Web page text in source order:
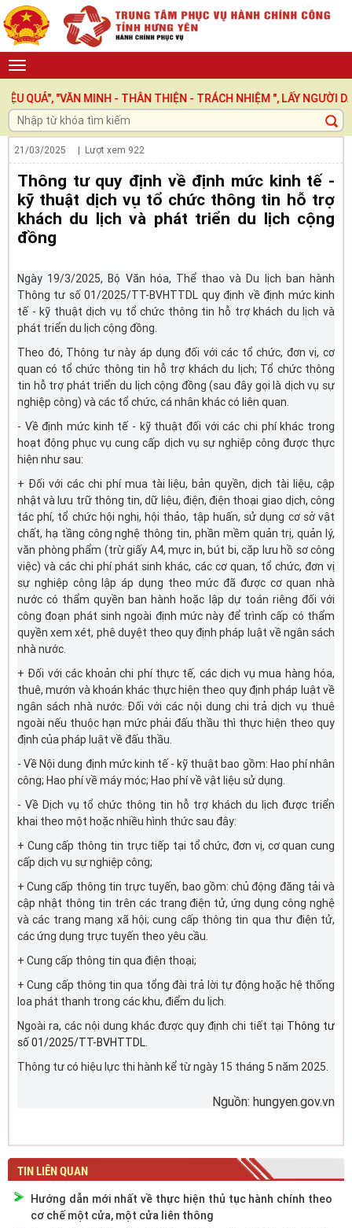
MINH - THÂN THIỆN - TRÁCH NHIỆM ", LẤY NGƯỜI DÂN
21/03/2025 | Lượt xem 922
Thông tư quy định về định mức kinh tế -
kỹ thuật dịch vụ tổ chức thông tin hỗ trợ
khách du lịch và phát triển du lịch cộng
đồng
Ngày 19/3/2025, Bộ Văn hóa, Thể thao và Du lịch ban hành
Thông tư số 01/2025/TT-BVHTTDL quy định về định mức kinh
tế - kỹ thuật dịch vụ tổ chức thông tin hỗ trợ khách du lịch và
phát triển du lịch cộng đồng.
Theo đó, Thông tư này áp dụng đối với các tổ chức, đơn vị, cơ
quan có tổ chức thông tin hỗ trợ khách du lịch; Tổ chức thông
tin hỗ trợ phát triển du lịch cộng đồng (sau đây gọi là dịch vụ sự
nghiệp công) và các tổ chức, cá nhân khác có liên quan.
- Về định mức kinh tế - kỹ thuật đối với các chi phí khác trong
hoạt động phục vụ cung cấp dịch vụ sự nghiệp công được thực
hiện như sau:
+ Đối với các chi phí mua tài liệu, bản quyền, dịch tài liệu, cập
nhật và lưu trữ thông tin, dữ liệu, điện, điện thoại giao dịch, công
tác phí, tổ chức hội nghị, hội thảo, tập huấn, sử dụng cơ sở vật
chất, hạ tầng công nghệ thông tin, phần mềm quản trị, quản lý,
văn phòng phẩm (trừ giấy A4, mực in, bút bi, cặp lưu hồ sơ công
việc) và các chi phí phát sinh khác, các cơ quan, tổ chức, đơn vị
sự nghiệp công lập áp dụng theo mức đã được cơ quan nhà
nước có thẩm quyền ban hành hoặc lập dự toán riêng đối với
công đoạn phát sinh ngoài định mức này để trình cấp có thẩm
quyền xem xét, phê duyệt theo quy định pháp luật về ngân sách
nhà nước.
+ Đối với các khoản chi phí thực tế, các dịch vụ mua hàng hóa,
thuê, mướn và khoán khác thực hiện theo quy định pháp luật về
ngân sách nhà nước. Đối với các nội dung chi trả dịch vụ thuê
ngoài nếu thuộc hạn mức phải đấu thầu thì thực hiện theo quy
định của pháp luật về đấu thầu.
- Về Nội dung định mức kinh tế - kỹ thuật bao gồm: Hao phí nhân
công; Hao phí về máy móc; Hao phí về vật liệu sử dụng.
- Về Dịch vụ tổ chức thông tin hỗ trợ khách du lịch được triển
khai theo một hoặc nhiều hình thức sau đây:
+ Cung cấp thông tin trực tiếp tại tổ chức, đơn vị, cơ quan cung
cấp dịch vụ sự nghiệp công;
+ Cung cấp thông tin trực tuyến, bao gồm: chủ động đăng tải và
cập nhật thông tin trên các trang điện tử, ứng dụng công nghệ
và các trang mạng xã hội; cung cấp thông tin qua thư điện tử,
các ứng dụng trực tuyến theo yêu cầu.
+ Cung cấp thông tin qua điện thoại;
+ Cung cấp thông tin qua tổng đài trả lời tự động hoặc hệ thống
loa phát thanh trong các khu, điểm du lịch.
Ngoài ra, các nội dung khác được quy định chi tiết tại Thông tư
số 01/2025/TT-BVHTTDL.
Thông tư có hiệu lực thi hành kể từ ngày 15 tháng 5 năm 2025.
Nguồn: hungyen.gov.vn
TIN LIÊN QUAN
Hướng dẫn mới nhất về thực hiện thủ tục hành chính theo
cơ chế một cửa, một cửa liên thông